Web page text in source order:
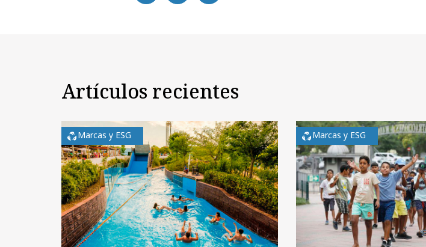
Artículos recientes
Marcas y ESG Marcas y ESG